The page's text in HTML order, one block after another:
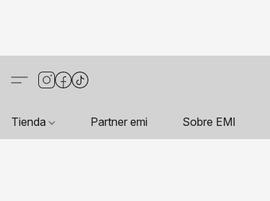
Tienda Partner emi Sobre EMI